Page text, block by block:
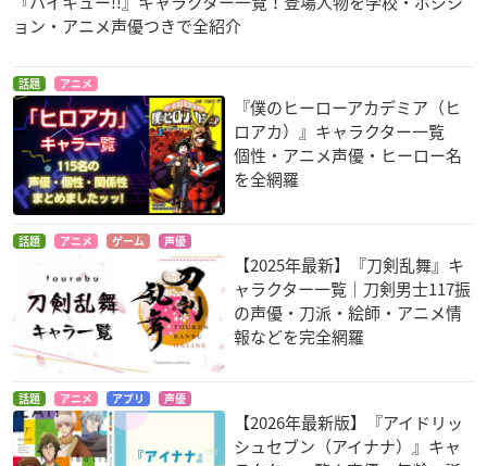
ョン・アニメ声優つきで全紹介
話題 アニメ
『僕のヒーローアカデミア（ヒ
ロアカ）』キャラクター一覧
個性・アニメ声優・ヒーロー名
を全網羅
話題 アニメ ゲーム 声優
【2025年最新】『刀剣乱舞』キ
ャラクター一覧｜刀剣男士117振
の声優・刀派・絵師・アニメ情
報などを完全網羅
話題 アニメ アプリ 声優
【2026年最新版】『アイドリッ
シュセブン（アイナナ）』キャ